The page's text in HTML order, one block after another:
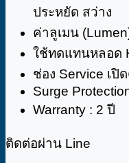
ประหยัด สว่าง
ค่าลูเมน
ใช้ทดแทนหลอด
ช่อง Service เปิ
Surge
Warranty : 2 ปี
ติดต่อผ่าน Line